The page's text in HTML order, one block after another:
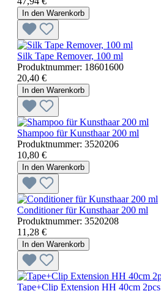
In den Warenkorb
Silk Tape Remover, 100 ml
Produktnummer: 18601600
20,40 €
In den Warenkorb
Shampoo für Kunsthaar 200 ml
Produktnummer: 3520206
10,80 €
In den Warenkorb
Conditioner für Kunsthaar 200 ml
Produktnummer: 3520208
11,28 €
In den Warenkorb
Tape+Clip Extension HH 40cm 2pcs